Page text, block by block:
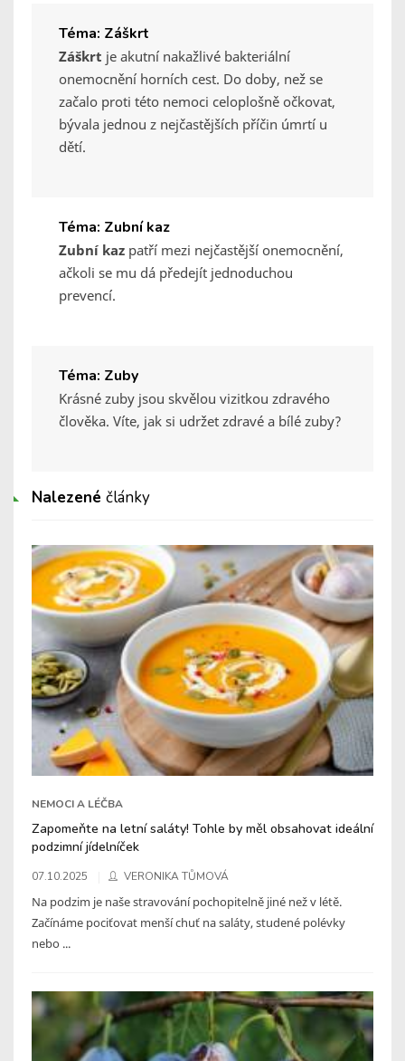
Téma: Záškrt
Záškrt je akutní nakažlivé bakteriální
onemocnění horních cest. Do doby, než se
začalo proti této nemoci celoplošně očkovat,
bývala jednou z nejčastějších příčin úmrtí u
dětí.
Téma: Zubní kaz
Zubní kaz patří mezi nejčastější onemocnění,
ačkoli se mu dá předejít jednoduchou
prevencí.
Téma: Zuby
Krásné zuby jsou skvělou vizitkou zdravého
člověka. Víte, jak si udržet zdravé a bílé zuby?
Nalezené články
NEMOCI A LÉČBA
Zapomeňte na letní saláty! Tohle by měl obsahovat ideální
podzimní jídelníček
07.10.2025 VERONIKA TŮMOVÁ
Na podzim je naše stravování pochopitelně jiné než v létě.
Začínáme pociťovat menší chuť na saláty, studené polévky
nebo ...